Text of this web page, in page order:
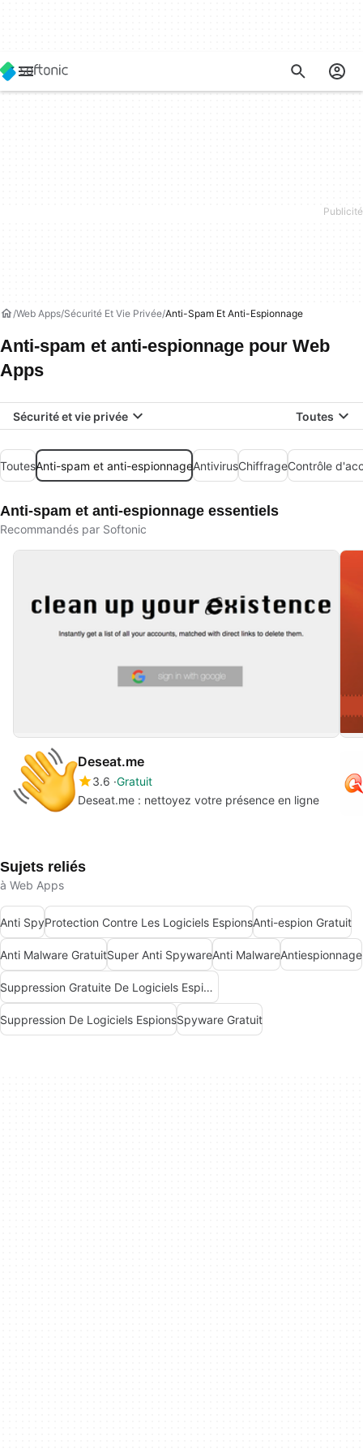
Web Apps Sécurité Et Vie Privée Anti-Spam Et Anti-Espionnage
Anti-spam et anti-espionnage pour Web
Apps
Sécurité et vie privée Toutes
ToutesAnti-spam et anti-espionnageAntivirusChiffrageContrôle
Anti-spam et anti-espionnage essentiels
Recommandés par Softonic
Deseat.me
3.6 Gratuit
Deseat.me : nettoyez votre présence en ligne
Sujets reliés
à Web Apps
Anti SpyProtection Contre Les Logiciels EspionsAnti-espion Gratuit
Anti Malware GratuitSuper Anti SpywareAnti MalwareAntiespionnage
Suppression Gratuite De Logiciels Espions
Suppression De Logiciels EspionsSpyware Gratuit